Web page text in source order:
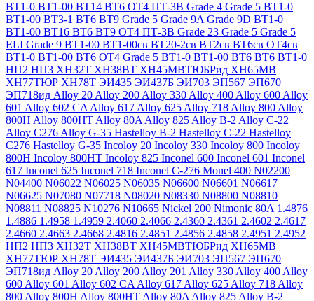
ВТ1-0 ВТ1-00 ВТ14 ВТ6 ОТ4 ПТ-3В Grade 4 Grade 5 ВТ1-0
ВТ1-00 ВТ3-1 ВТ6 ВТ9 Grade 5 Grade 9A Grade 9D ВТ1-0
ВТ1-00 ВТ16 ВТ6 ВТ9 ОТ4 ПТ-3В Grade 23 Grade 5 Grade 5
ELI Grade 9 ВТ1-00 ВТ1-00св ВТ20-2св ВТ2св ВТ6св ОТ4св
ВТ1-0 ВТ1-00 ВТ6 ОТ4 Grade 5 ВТ1-0 ВТ1-00 ВТ6 ВТ6 ВТ1-0
НП2 НП3 ХН32Т ХН38ВТ ХН45МВТЮБРид ХН65МВ
ХН77ТЮР ХН78Т ЭИ435 ЭИ437Б ЭИ703 ЭП567 ЭП670
ЭП718ид Alloy 20 Alloy 200 Alloy 330 Alloy 400 Alloy 600 Alloy
601 Alloy 602 CA Alloy 617 Alloy 625 Alloy 718 Alloy 800 Alloy
800H Alloy 800HT Alloy 80A Alloy 825 Alloy B-2 Alloy C-22
Alloy C276 Alloy G-35 Hastelloy B-2 Hastelloy C-22 Hastelloy
C276 Hastelloy G-35 Incoloy 20 Incoloy 330 Incoloy 800 Incoloy
800H Incoloy 800HT Incoloy 825 Inconel 600 Inconel 601 Inconel
617 Inconel 625 Inconel 718 Inconel C-276 Monel 400 N02200
N04400 N06022 N06025 N06035 N06600 N06601 N06617
N06625 N07080 N07718 N08020 N08330 N08800 N08810
N08811 N08825 N10276 N10665 Nickel 200 Nimonic 80A 1.4876
1.4886 1.4958 1.4959 2.4060 2.4066 2.4360 2.4361 2.4602 2.4617
2.4660 2.4663 2.4668 2.4816 2.4851 2.4856 2.4858 2.4951 2.4952
НП2 НП3 ХН32Т ХН38ВТ ХН45МВТЮБРид ХН65МВ
ХН77ТЮР ХН78Т ЭИ435 ЭИ437Б ЭИ703 ЭП567 ЭП670
ЭП718ид Alloy 20 Alloy 200 Alloy 201 Alloy 330 Alloy 400 Alloy
600 Alloy 601 Alloy 602 CA Alloy 617 Alloy 625 Alloy 718 Alloy
800 Alloy 800H Alloy 800HT Alloy 80A Alloy 825 Alloy B-2